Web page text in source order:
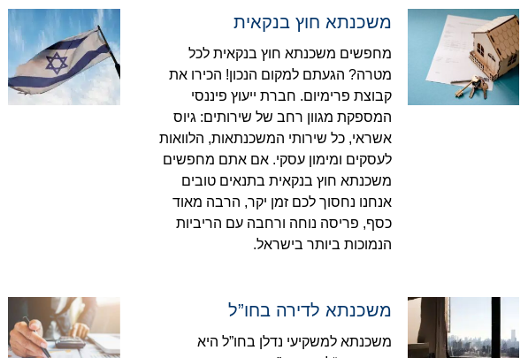
משכנתא חוץ בנקאית
מחפשים משכנתא חוץ בנקאית לכל
מטרה? הגעתם למקום הנכון! הכירו את
קבוצת פרימיום. חברת ייעוץ פיננסי
המספקת מגוון רחב של שירותים: גיוס
אשראי, כל שירותי המשכנתאות, הלוואות
לעסקים ומימון עסקי. אם אתם מחפשים
משכנתא חוץ בנקאית בתנאים טובים
אנחנו נחסוך לכם זמן יקר, הרבה מאוד
כסף, פריסה נוחה ורחבה עם הריביות
הנמוכות ביותר בישראל.
משכנתא לדירה בחו”ל
משכנתא למשקיעי נדלן בחו”ל היא